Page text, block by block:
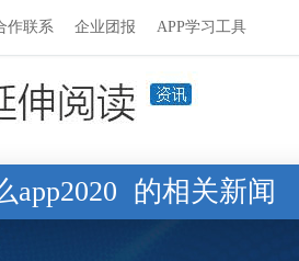
作联系 企业团报 APP学习工具
app2020 的相关新闻